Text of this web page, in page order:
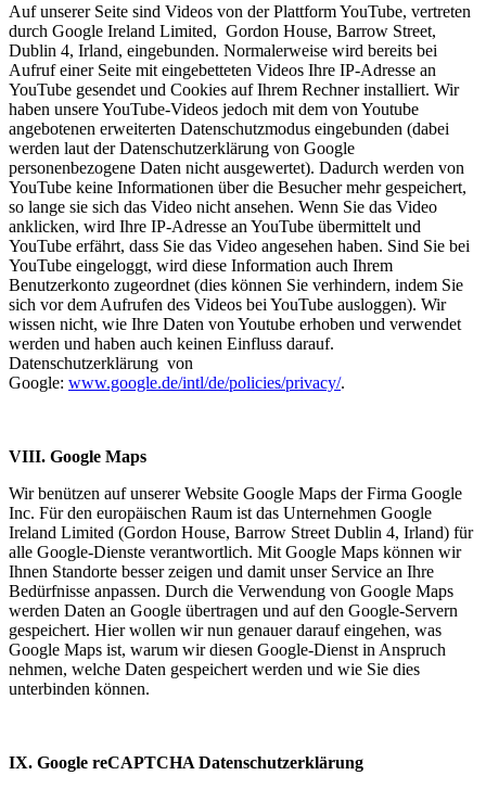
Auf unserer Seite sind Videos von der Plattform YouTube, vertreten
durch Google Ireland Limited, Gordon House, Barrow Street,
Dublin 4, Irland, eingebunden. Normalerweise wird bereits bei
Aufruf einer Seite mit eingebetteten Videos Ihre IP-Adresse an
YouTube gesendet und Cookies auf Ihrem Rechner installiert. Wir
haben unsere YouTube-Videos jedoch mit dem von Youtube
angebotenen erweiterten Datenschutzmodus eingebunden (dabei
werden laut der Datenschutzerklärung von Google
personenbezogene Daten nicht ausgewertet). Dadurch werden von
YouTube keine Informationen über die Besucher mehr gespeichert,
so lange sie sich das Video nicht ansehen. Wenn Sie das Video
anklicken, wird Ihre IP-Adresse an YouTube übermittelt und
YouTube erfährt, dass Sie das Video angesehen haben. Sind Sie bei
YouTube eingeloggt, wird diese Information auch Ihrem
Benutzerkonto zugeordnet (dies können Sie verhindern, indem Sie
sich vor dem Aufrufen des Videos bei YouTube ausloggen). Wir
wissen nicht, wie Ihre Daten von Youtube erhoben und verwendet
werden und haben auch keinen Einfluss darauf.
Datenschutzerklärung von
Google: www.google.de/intl/de/policies/privacy/.
VIII. Google Maps
Wir benützen auf unserer Website Google Maps der Firma Google
Inc. Für den europäischen Raum ist das Unternehmen Google
Ireland Limited (Gordon House, Barrow Street Dublin 4, Irland) für
alle Google-Dienste verantwortlich. Mit Google Maps können wir
Ihnen Standorte besser zeigen und damit unser Service an Ihre
Bedürfnisse anpassen. Durch die Verwendung von Google Maps
werden Daten an Google übertragen und auf den Google-Servern
gespeichert. Hier wollen wir nun genauer darauf eingehen, was
Google Maps ist, warum wir diesen Google-Dienst in Anspruch
nehmen, welche Daten gespeichert werden und wie Sie dies
unterbinden können.
IX. Google reCAPTCHA Datenschutzerklärung